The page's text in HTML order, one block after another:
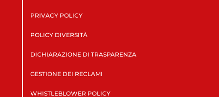
PRIVACY POLICY
POLICY DIVERSITÀ
DICHIARAZIONE DI TRASPARENZA
GESTIONE DEI RECLAMI
WHISTLEBLOWER POLICY